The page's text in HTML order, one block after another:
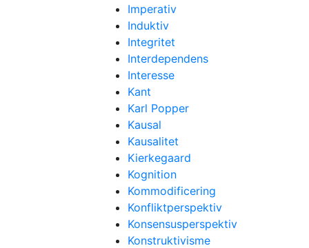
Imperativ
Induktiv
Integritet
Interdependens
Interesse
Kant
Karl Popper
Kausal
Kausalitet
Kierkegaard
Kognition
Kommodificering
Konfliktperspektiv
Konsensusperspektiv
Konstruktivisme